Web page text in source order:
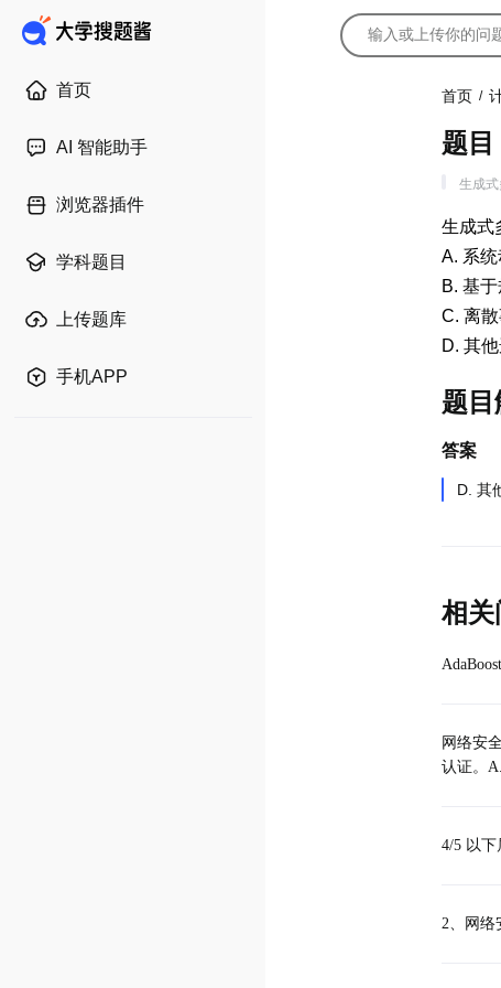
首页
AI 智能助手
浏览器插件
学科题目
上传题库
手机APP
首页 /
题目
生成
生成式
A. 系
B. 基
C. 离
D. 其
题目
答案
D. 其
相关
网络安
认证。
4/5 以
2、网络